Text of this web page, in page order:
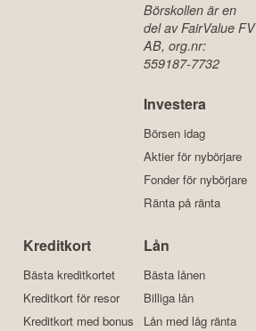
Börskollen är en
del av FairValue FV
AB, org.nr:
559187-7732
Investera
Börsen idag
Aktier för nybörjare
Fonder för nybörjare
Ränta på ränta
Kreditkort
Bästa kreditkortet
Kreditkort för resor
Kreditkort med bonus
Lån
Bästa lånen
Billiga lån
Lån med låg ränta